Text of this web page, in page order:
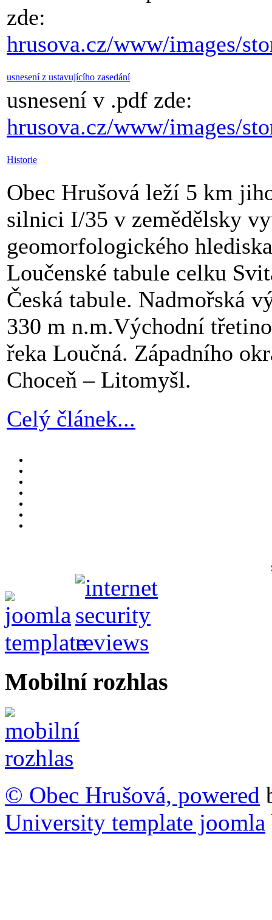
zde:
hrusova.cz/www/images/
usnesení z ustavujícího zasedání
usnesení v .pdf zde:
hrusova.cz/www/images/
Historie
Obec Hrušová leží 5 km
silnici I/35 v zemědělsky
geomorfologického
Loučenské tabule celku
Česká tabule. Nadmořská
330 m n.m.Východní
řeka Loučná. Západního
Choceň – Litomyšl.
Celý článek...
Mobilní rozhlas
© Obec Hrušová, powered
University template joomla